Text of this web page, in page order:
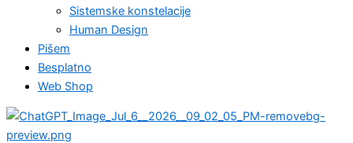
Sistemske konstelacije
Human Design
Pišem
Besplatno
Web Shop